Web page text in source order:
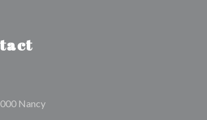
Nancy((ouvre une nouvelle fenêtre))